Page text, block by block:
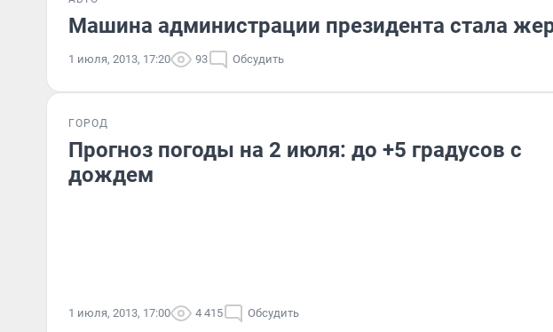
Машина администрации президента стала
1 июля, 2013, 17:20 93 Обсудить
ГОРОД
Прогноз погоды на 2 июля: до +5 градусов с
дождем
1 июля, 2013, 17:00 4 415 Обсудить